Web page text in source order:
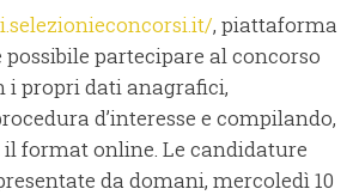
, piattaforma
partecipare al concorso
i propri dati anagrafici,
d’interesse e compilando,
format online. Le candidature
da domani, mercoledì 10